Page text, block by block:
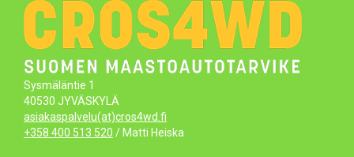
Sysmäläntie 1
40530 JYVÄSKYLÄ
asiakaspalvelu(at)cros4wd.fi
+358 400 513 520 / Matti Heiska